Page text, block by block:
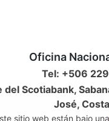
Oficina
Tel: +506
Scotiabank,
José,
sitio web están bajo una